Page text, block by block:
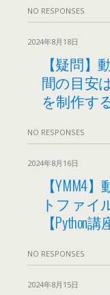
NO RESPONSES
2024年8月18日
【疑問】
間の目安
を制作す
NO RESPONSES
2024年8月16日
【YMM4
トファイ
【Python講
NO RESPONSES
2024年8月15日